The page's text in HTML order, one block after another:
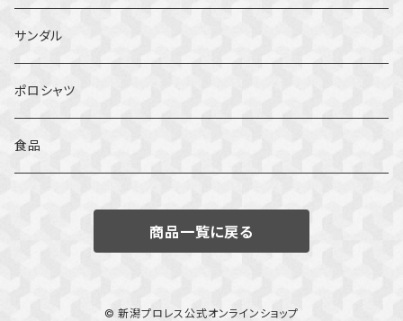
サンダル
ポロシャツ
食品
商品一覧に戻る
© 新潟プロレス公式オンラインショップ